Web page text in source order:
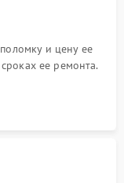
и цену ее
ее ремонта.